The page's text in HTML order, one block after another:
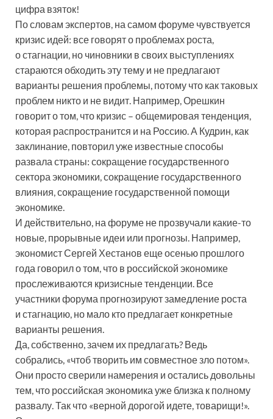
цифра взяток!
По словам экспертов, на самом форуме чувствуется
кризис идей: все говорят о проблемах роста,
о стагнации, но чиновники в своих выступлениях
стараются обходить эту тему и не предлагают
варианты решения проблемы, потому что как таковых
проблем никто и не видит. Например, Орешкин
говорит о том, что кризис – общемировая тенденция,
которая распространится и на Россию. А Кудрин, как
заклинание, повторил уже известные способы
развала страны: сокращение государственного
сектора экономики, сокращение государственного
влияния, сокращение государственной помощи
экономике.
И действительно, на форуме не прозвучали какие-то
новые, прорывные идеи или прогнозы. Например,
экономист Сергей Хестанов еще осенью прошлого
года говорил о том, что в российской экономике
прослеживаются кризисные тенденции. Все
участники форума прогнозируют замедление роста
и стагнацию, но мало кто предлагает конкретные
варианты решения.
Да, собственно, зачем их предлагать? Ведь
собрались, «чтоб творить им совместное зло потом».
Они просто сверили намерения и остались довольны
тем, что российская экономика уже близка к полному
развалу. Так что «верной дорогой идете, товарищи!».